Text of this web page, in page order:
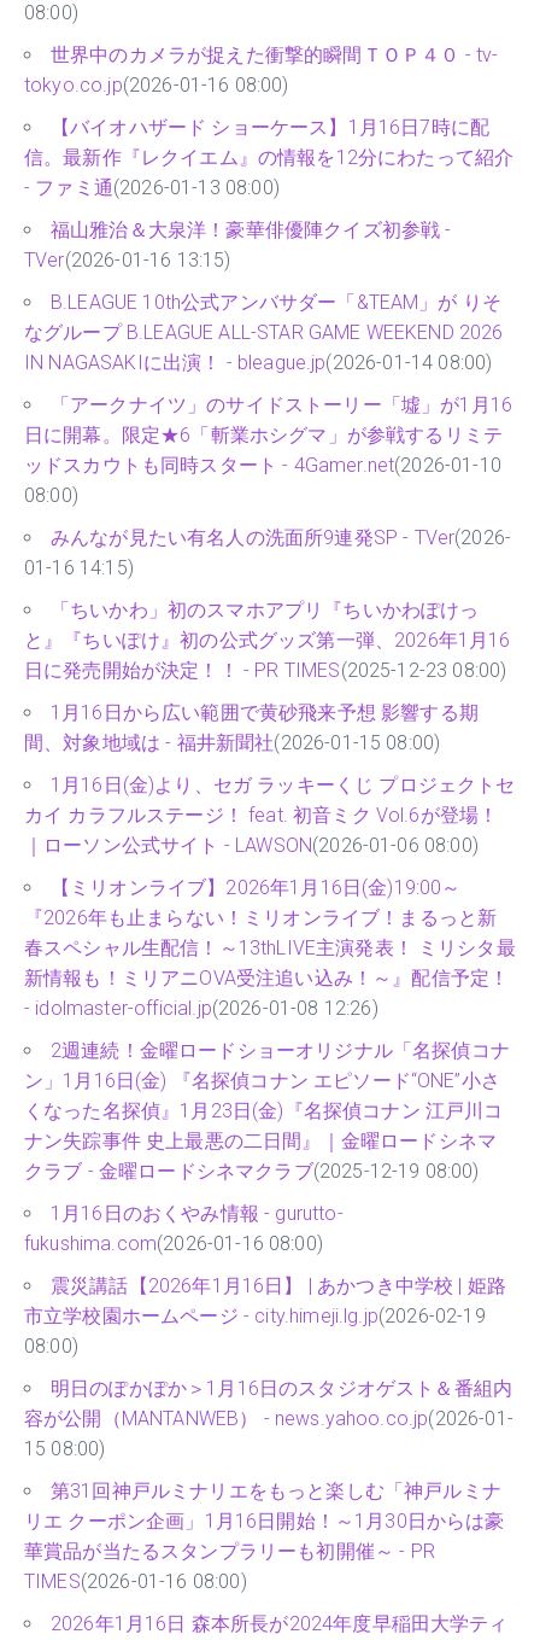
08:00)
世界中のカメラが捉えた衝撃的瞬間ＴＯＰ４０ - tv-
tokyo.co.jp(2026-01-16 08:00)
【バイオハザード ショーケース】1月16日7時に配
信。最新作『レクイエム』の情報を12分にわたって紹介
- ファミ通(2026-01-13 08:00)
福山雅治＆大泉洋！豪華俳優陣クイズ初参戦 -
TVer(2026-01-16 13:15)
B.LEAGUE 10th公式アンバサダー「&TEAM」が りそ
なグループ B.LEAGUE ALL-STAR GAME WEEKEND 2026
IN NAGASAKIに出演！ - bleague.jp(2026-01-14 08:00)
「アークナイツ」のサイドストーリー「墟」が1月16
日に開幕。限定★6「斬業ホシグマ」が参戦するリミテ
ッドスカウトも同時スタート - 4Gamer.net(2026-01-10
08:00)
みんなが見たい有名人の洗面所9連発SP - TVer(2026-
01-16 14:15)
「ちいかわ」初のスマホアプリ『ちいかわぽけっ
と』『ちいぽけ』初の公式グッズ第一弾、2026年1月16
日に発売開始が決定！！ - PR TIMES(2025-12-23 08:00)
1月16日から広い範囲で黄砂飛来予想 影響する期
間、対象地域は - 福井新聞社(2026-01-15 08:00)
1月16日(金)より、セガ ラッキーくじ プロジェクトセ
カイ カラフルステージ！ feat. 初音ミク Vol.6が登場！
｜ローソン公式サイト - LAWSON(2026-01-06 08:00)
【ミリオンライブ】2026年1月16日(金)19:00～
『2026年も止まらない！ミリオンライブ！まるっと新
春スペシャル生配信！～13thLIVE主演発表！ ミリシタ最
新情報も！ミリアニOVA受注追い込み！～』配信予定！
- idolmaster-official.jp(2026-01-08 12:26)
2週連続！金曜ロードショーオリジナル「名探偵コナ
ン」1月16日(金) 『名探偵コナン エピソード“ONE”小さ
くなった名探偵』1月23日(金)『名探偵コナン 江戸川コ
ナン失踪事件 史上最悪の二日間』｜金曜ロードシネマ
クラブ - 金曜ロードシネマクラブ(2025-12-19 08:00)
1月16日のおくやみ情報 - gurutto-
fukushima.com(2026-01-16 08:00)
震災講話【2026年1月16日】 | あかつき中学校 | 姫路
市立学校園ホームページ - city.himeji.lg.jp(2026-02-19
08:00)
明日のぽかぽか＞1月16日のスタジオゲスト＆番組内
容が公開（MANTANWEB） - news.yahoo.co.jp(2026-01-
15 08:00)
第31回神戸ルミナリエをもっと楽しむ「神戸ルミナ
リエ クーポン企画」1月16日開始！～1月30日からは豪
華賞品が当たるスタンプラリーも初開催～ - PR
TIMES(2026-01-16 08:00)
2026年1月16日 森本所長が2024年度早稲田大学ティ